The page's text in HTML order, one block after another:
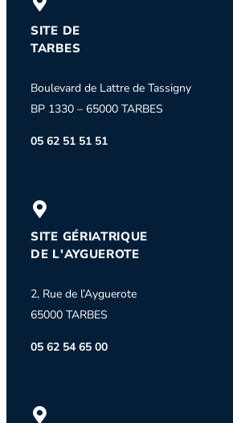
SITE DE
TARBES
Boulevard de Lattre de Tassigny
BP 1330 – 65000 TARBES
05 62 51 51 51
SITE GÉRIATRIQUE
DE L'AYGUEROTE
2, Rue de l’Ayguerote
65000 TARBES
05 62 54 65 00